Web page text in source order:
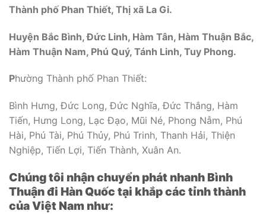
Thành phố Phan Thiết, Thị xã La Gi.
Huyện Bắc Bình, Đức Linh, Hàm Tân, Hàm Thuận Bắc,
Hàm Thuận Nam, Phú Quý, Tánh Linh, Tuy Phong.
Phường Thành phố Phan Thiết:
Bình Hưng, Đức Long, Đức Nghĩa, Đức Thắng, Hàm
Tiến, Hưng Long, Lạc Đạo, Mũi Né, Phong Nẫm, Phú
Hài, Phú Tài, Phú Thủy, Phú Trinh, Thanh Hải, Thiện
Nghiệp, Tiến Lợi, Tiến Thành, Xuân An.
Chúng tôi nhận chuyển phát nhanh Bình
Thuận đi Hàn Quốc tại khắp các tỉnh thành
của Việt Nam như: